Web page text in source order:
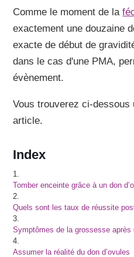
Comme le moment de la
exactement une douzaine
exacte de début de
dans le cas d'une PMA,
évènement.
Vous trouverez ci-dessous
article.
Index
1.
Tomber enceinte grâce à un don
2.
Quels sont les taux de réussite
3.
Symptômes de la grossesse après
4.
Assumer la réalité du don d’ovules